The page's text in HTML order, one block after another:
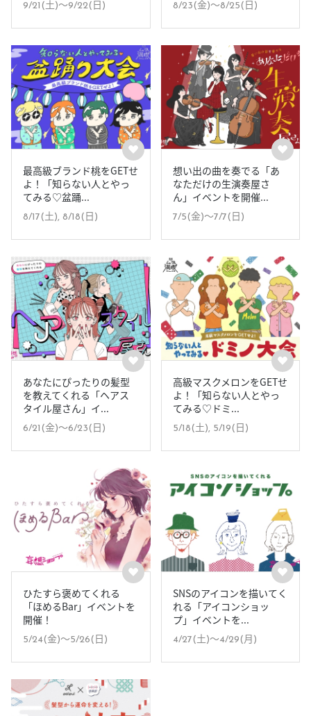
9/21(土)〜9/22(日) 8/23(金)〜8/25(日)
最高級ブランド桃をGETせ
よ！「知らない人とやっ
てみる♡盆踊...
8/17(土), 8/18(日)
想い出の曲を奏でる「あ
なただけの生演奏屋さ
ん」イベントを開催...
7/5(金)〜7/7(日)
あなたにぴったりの髪型
を教えてくれる「ヘアス
タイル屋さん」イ...
6/21(金)〜6/23(日)
高級マスクメロンをGETせ
よ！「知らない人とやっ
てみる♡ドミ...
5/18(土), 5/19(日)
ひたすら褒めてくれる
「ほめるBar」イベントを
開催！
5/24(金)〜5/26(日)
SNSのアイコンを描いてく
れる「アイコンショッ
プ」イベントを...
4/27(土)〜4/29(月)